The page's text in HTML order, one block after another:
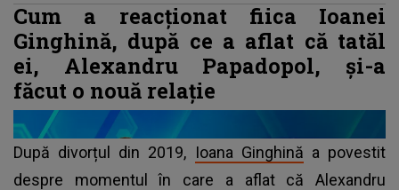
Cum a reacționat fiica Ioanei
Ginghină, după ce a aflat că tatăl
ei, Alexandru Papadopol, și-a
făcut o nouă relație
După divorțul din 2019, Ioana Ginghină a povestit
despre momentul în care a aflat că Alexandru